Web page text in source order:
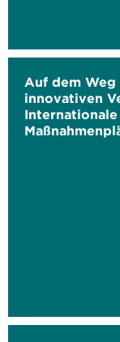
Auf dem
innovativen